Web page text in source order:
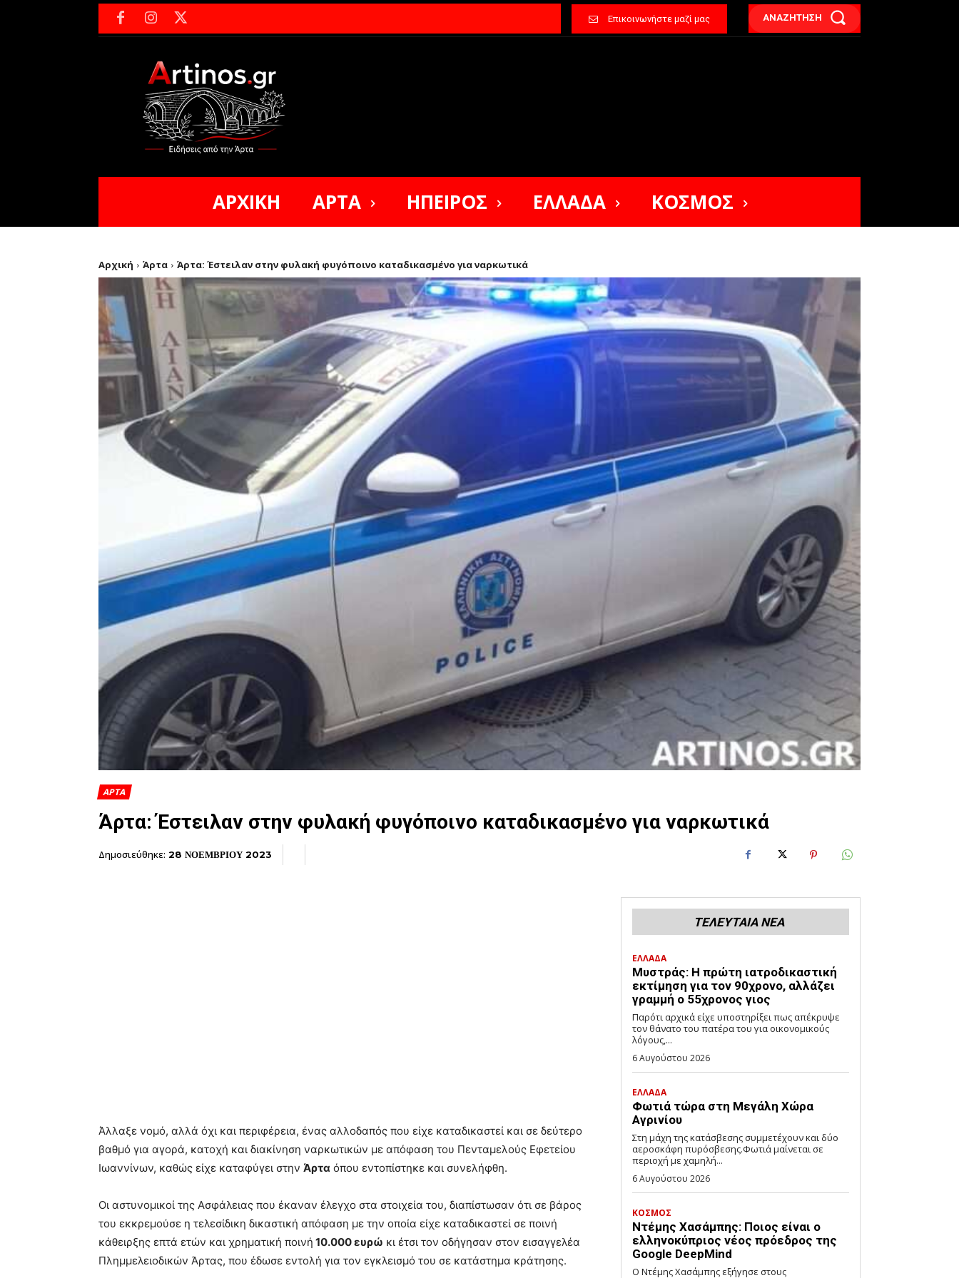
Επικοινωνήστε μαζί μας ΑΝΑΖΗΤΗΣΗ
ΑΡΧΙΚΗ ΑΡΤΑ ΗΠΕΙΡΟΣ ΕΛΛΑΔΑ ΚΟΣΜΟΣ
Αρχική Άρτα Άρτα: Έστειλαν στην φυλακή φυγόποινο καταδικασμένο για ναρκωτικά
ΑΡΤΑ
Άρτα: Έστειλαν στην φυλακή φυγόποινο καταδικασμένο για ναρκωτικά
Δημοσιεύθηκε: 28 ΝΟΕΜΒΡΙΟΥ 2023
Άλλαξε νομό, αλλά όχι και περιφέρεια, ένας αλλοδαπός που είχε καταδικαστεί και σε δεύτερο
βαθμό για αγορά, κατοχή και διακίνηση ναρκωτικών με απόφαση του Πενταμελούς Εφετείου
Ιωαννίνων, καθώς είχε καταφύγει στην Άρτα όπου εντοπίστηκε και συνελήφθη.
Οι αστυνομικοί της Ασφάλειας που έκαναν έλεγχο στα στοιχεία του, διαπίστωσαν ότι σε βάρος
του εκκρεμούσε η τελεσίδικη δικαστική απόφαση με την οποία είχε καταδικαστεί σε ποινή
κάθειρξης επτά ετών και χρηματική ποινή 10.000 ευρώ κι έτσι τον οδήγησαν στον εισαγγελέα
Πλημμελειοδικών Άρτας, που έδωσε εντολή για τον εγκλεισμό του σε κατάστημα κράτησης.
ΤΕΛΕΥΤΑΙΑ ΝΕΑ
ΕΛΛΑΔΑ
Μυστράς: Η πρώτη ιατροδικαστική
εκτίμηση για τον 90χρονο, αλλάζει
γραμμή ο 55χρονος γιος
Παρότι αρχικά είχε υποστηρίξει πως απέκρυψε
τον θάνατο του πατέρα του για οικονομικούς
λόγους,...
6 Αυγούστου 2026
ΕΛΛΑΔΑ
Φωτιά τώρα στη Μεγάλη Χώρα
Αγρινίου
Στη μάχη της κατάσβεσης συμμετέχουν και δύο
αεροσκάφη πυρόσβεσης.Φωτιά μαίνεται σε
περιοχή με χαμηλή...
6 Αυγούστου 2026
ΚΟΣΜΟΣ
Ντέμης Χασάμπης: Ποιος είναι ο
ελληνοκύπριος νέος πρόεδρος της
Google DeepMind
Ο Ντέμης Χασάμπης εξήγησε στους